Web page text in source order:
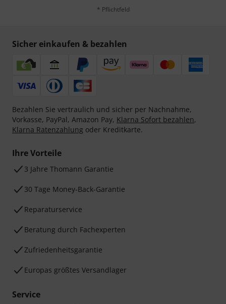
* Pflichtfeld
Sicher einkaufen & bezahlen
Bezahlen Sie vertraulich und sicher per Nachnahme,
Vorkasse, PayPal, Amazon Pay, Klarna Sofort bezahlen,
Klarna Ratenzahlung oder Kreditkarte.
Ihre Vorteile
3 Jahre Thomann Garantie
30 Tage Money-Back-Garantie
Reparaturservice
Beratung durch Fachexperten
Zufriedenheitsgarantie
Europas größtes Versandlager
Service